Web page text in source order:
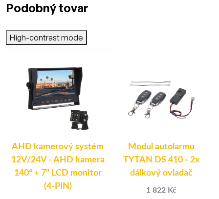
Podobný tovar
High-contrast mode
AHD kamerový systém
12V/24V - AHD kamera
140° + 7" LCD monitor
(4-PIN)
Modul autolarmu
TYTAN DS 410 - 2x
dálkový ovladač
1 822 Kč